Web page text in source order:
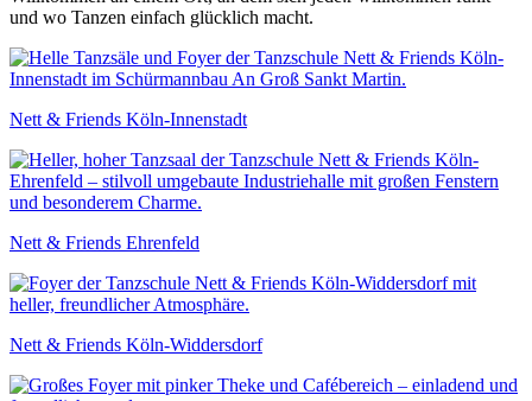
und wo Tanzen einfach glücklich macht.
Nett & Friends Köln-Innenstadt
Nett & Friends Ehrenfeld
Nett & Friends Köln-Widdersdorf